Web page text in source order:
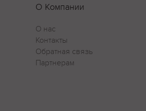
О Компании
О нас
Контакты
Обратная связь
Партнерам